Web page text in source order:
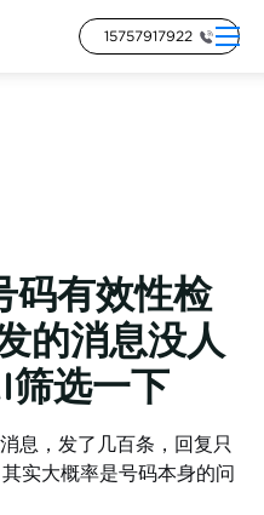
15757917922
有效性检
的消息没人
筛选一下
息，发了几百条，回复只
实大概率是号码本身的问